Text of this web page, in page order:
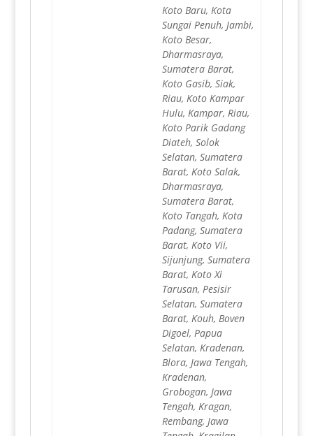
Koto Baru, Kota
Sungai Penuh, Jambi,
Koto Besar,
Dharmasraya,
Sumatera Barat,
Koto Gasib, Siak,
Riau, Koto Kampar
Hulu, Kampar, Riau,
Koto Parik Gadang
Diateh, Solok
Selatan, Sumatera
Barat, Koto Salak,
Dharmasraya,
Sumatera Barat,
Koto Tangah, Kota
Padang, Sumatera
Barat, Koto Vii,
Sijunjung, Sumatera
Barat, Koto Xi
Tarusan, Pesisir
Selatan, Sumatera
Barat, Kouh, Boven
Digoel, Papua
Selatan, Kradenan,
Blora, Jawa Tengah,
Kradenan,
Grobogan, Jawa
Tengah, Kragan,
Rembang, Jawa